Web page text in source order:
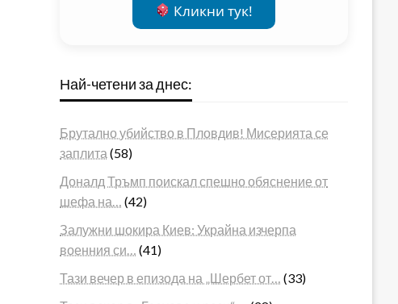
Кликни тук!
Най-четени за днес:
Брутално убийство в Пловдив! Мисерията се
заплита (58)
Доналд Тръмп поискал спешно обяснение от
шефа на…
(42)
Залужни шокира Киев: Украйна изчерпа
военния си…
(41)
Тази вечер в епизода на „Шербет от…
(33)